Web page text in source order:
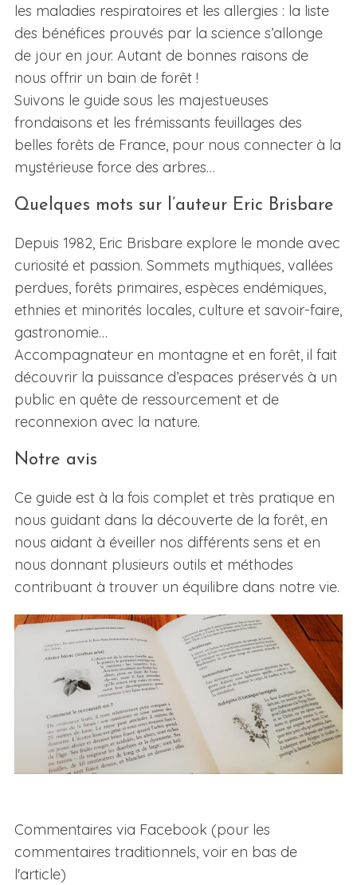
les maladies respiratoires et les allergies : la liste
des bénéfices prouvés par la science s’allonge
de jour en jour. Autant de bonnes raisons de
nous offrir un bain de forêt !
Suivons le guide sous les majestueuses
frondaisons et les frémissants feuillages des
belles forêts de France, pour nous connecter à la
mystérieuse force des arbres…
Quelques mots sur l’auteur Eric Brisbare
Depuis 1982, Eric Brisbare explore le monde avec
curiosité et passion. Sommets mythiques, vallées
perdues, forêts primaires, espèces endémiques,
ethnies et minorités locales, culture et savoir-faire,
gastronomie…
Accompagnateur en montagne et en forêt, il fait
découvrir la puissance d’espaces préservés à un
public en quête de ressourcement et de
reconnexion avec la nature.
Notre avis
Ce guide est à la fois complet et très pratique en
nous guidant dans la découverte de la forêt, en
nous aidant à éveiller nos différents sens et en
nous donnant plusieurs outils et méthodes
contribuant à trouver un équilibre dans notre vie.
Commentaires via Facebook (pour les
commentaires traditionnels, voir en bas de
l'article)